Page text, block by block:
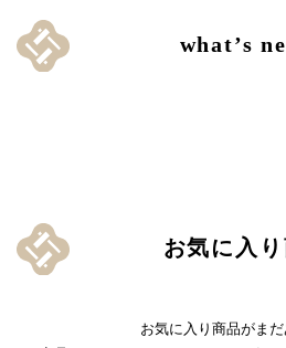
what’s
お気に入
お気に入り商品がま